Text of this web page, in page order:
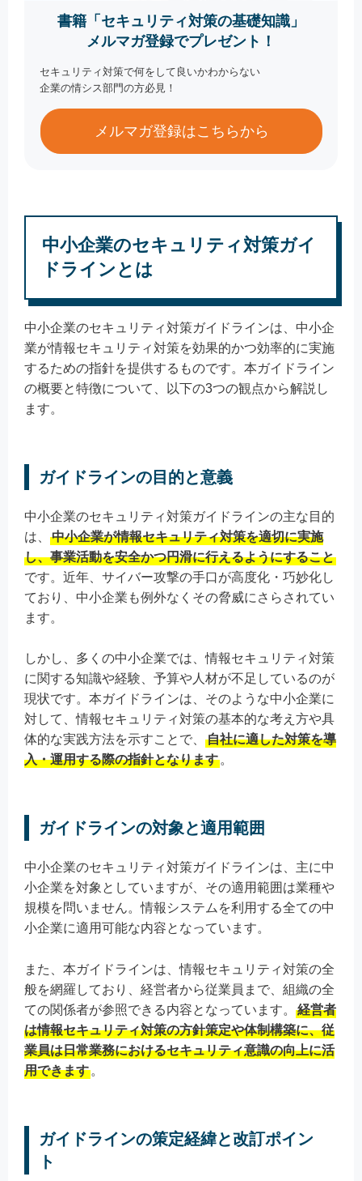
書籍「セキュリティ対策の基礎知識」
メルマガ登録でプレゼント！
セキュリティ対策で何をして良いかわからない
企業の情シス部門の方必見！
メルマガ登録はこちらから
中小企業のセキュリティ対策ガイ
ドラインとは
中小企業のセキュリティ対策ガイドラインは、中小企
業が情報セキュリティ対策を効果的かつ効率的に実施
するための指針を提供するものです。本ガイドライン
の概要と特徴について、以下の3つの観点から解説し
ます。
ガイドラインの目的と意義
中小企業のセキュリティ対策ガイドラインの主な目的
は、
中小企業が情報セキュリティ対策を適切に実施
し、事業活動を安全かつ円滑に行えるようにすること
です。近年、サイバー攻撃の手口が高度化・巧妙化し
ており、中小企業も例外なくその脅威にさらされてい
ます。
しかし、多くの中小企業では、情報セキュリティ対策
に関する知識や経験、予算や人材が不足しているのが
現状です。本ガイドラインは、そのような中小企業に
対して、情報セキュリティ対策の基本的な考え方や具
体的な実践方法を示すことで、
自社に適した対策を導
入・運用する際の指針となります 。
ガイドラインの対象と適用範囲
中小企業のセキュリティ対策ガイドラインは、主に中
小企業を対象としていますが、その適用範囲は業種や
規模を問いません。情報システムを利用する全ての中
小企業に適用可能な内容となっています。
また、本ガイドラインは、情報セキュリティ対策の全
般を網羅しており、経営者から従業員まで、組織の全
ての関係者が参照できる内容となっています。
経営者
は情報セキュリティ対策の方針策定や体制構築に、従
業員は日常業務におけるセキュリティ意識の向上に活
用できます 。
ガイドラインの策定経緯と改訂ポイン
ト